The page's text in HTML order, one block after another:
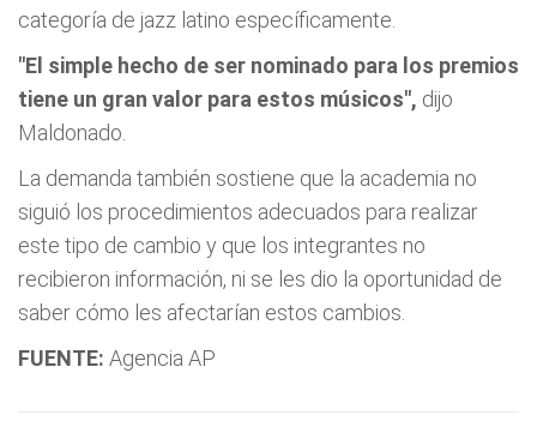
categoría de jazz latino específicamente.
"El simple hecho de ser nominado para los premios
tiene un gran valor para estos músicos", dijo
Maldonado.
La demanda también sostiene que la academia no
siguió los procedimientos adecuados para realizar
este tipo de cambio y que los integrantes no
recibieron información, ni se les dio la oportunidad de
saber cómo les afectarían estos cambios.
FUENTE: Agencia AP